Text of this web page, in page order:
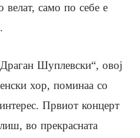
само по себе е
Шуплевски“, овој
хор, поминаа со
Првиот концерт
во прекрасната